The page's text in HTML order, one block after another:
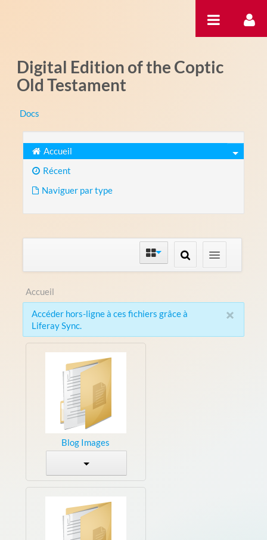
Digital Edition of the Coptic
Old Testament
Docs
Accueil
Récent
Naviguer par type
Accueil
×
Accéder hors-ligne à ces fichiers grâce à
Liferay Sync.
Blog Images